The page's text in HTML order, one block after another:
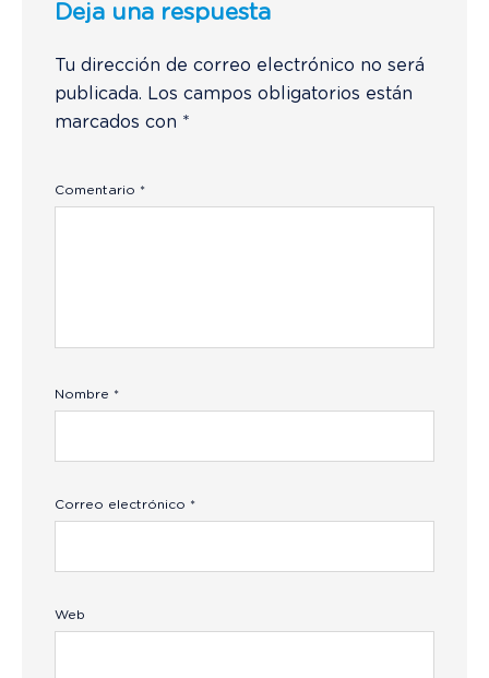
Deja una respuesta
Tu dirección de correo electrónico no será
publicada. Los campos obligatorios están
marcados con *
Comentario *
Nombre *
Correo electrónico *
Web